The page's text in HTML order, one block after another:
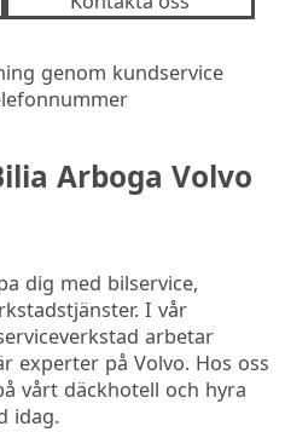
genom kundservice
Arboga Volvo
dig med bilservice,
I vår
arbetar
experter på Volvo. Hos oss
vårt däckhotell och hyra
idag.